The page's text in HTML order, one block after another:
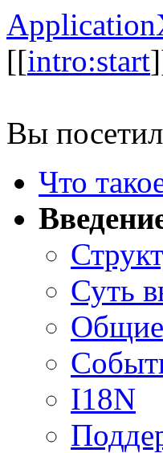
[[intro:start
Вы
Что
Суть
I18N